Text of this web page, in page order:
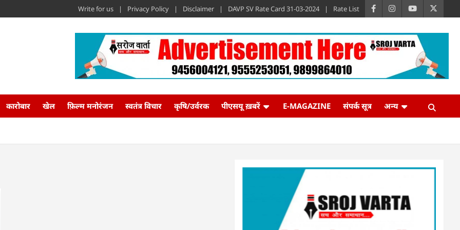
Write for us Privacy Policy Disclaimer DAVP SV Rate Card 31-03-2024 Rate List
कारोबार खेल फ़िल्म मनोरंजन स्वतंत्र विचार कृषि/उर्वरक पीएसयू ख़बरें E-MAGAZINE संपर्क सूत्र अन्य